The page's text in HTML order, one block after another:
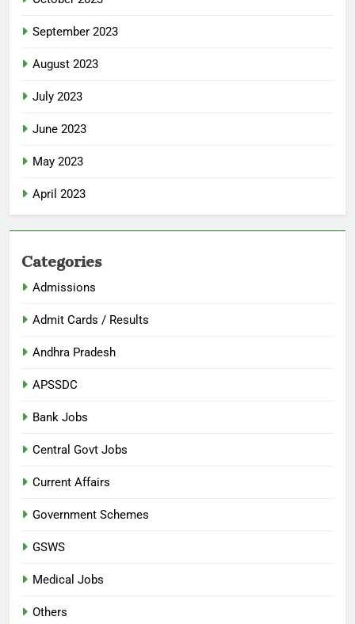
September 2023
August 2023
July 2023
June 2023
May 2023
April 2023
Categories
Admissions
Admit Cards / Results
Andhra Pradesh
APSSDC
Bank Jobs
Central Govt Jobs
Current Affairs
Government Schemes
GSWS
Medical Jobs
Others